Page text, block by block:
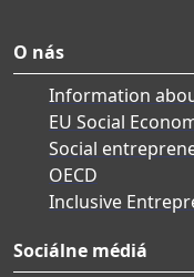
O nás
Information
EU Social
Social
OECD
Inclusive
Sociálne médiá